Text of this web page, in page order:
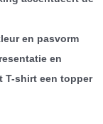
en pasvorm
en
shirt een topper